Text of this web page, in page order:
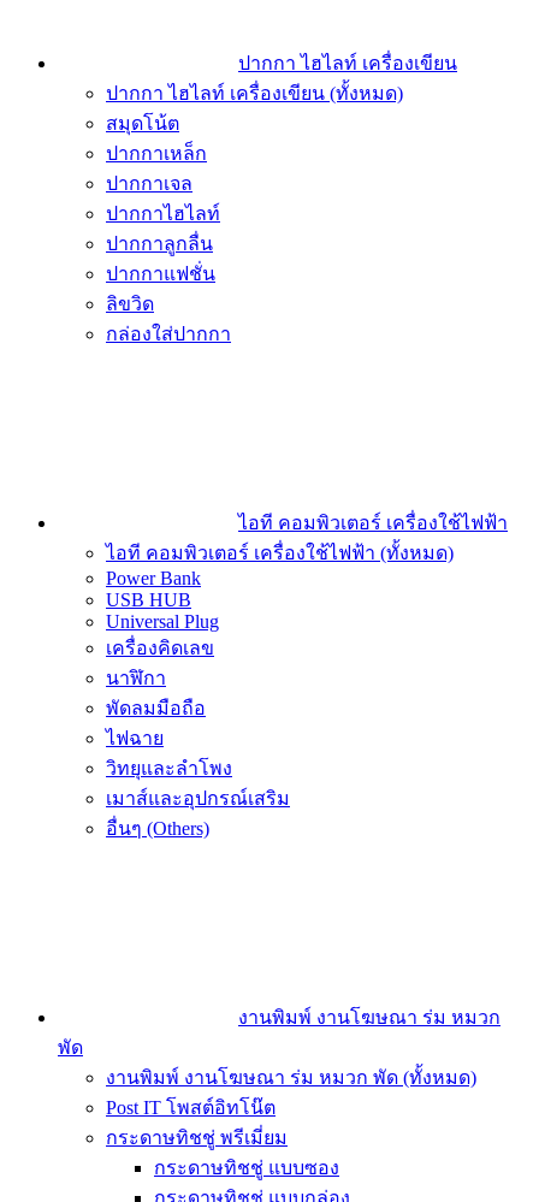
ปากกา ไฮไลท์ เครื่องเขียน
ปากกา ไฮไลท์ เครื่องเขียน (ทั้งหมด)
สมุดโน้ต
ปากกาเหล็ก
ปากกาเจล
ปากกาไฮไลท์
ปากกาลูกลื่น
ปากกาแฟชั่น
ลิขวิด
กล่องใส่ปากกา
ไอที คอมพิวเตอร์ เครื่องใช้ไฟฟ้า
ไอที คอมพิวเตอร์ เครื่องใช้ไฟฟ้า (ทั้งหมด)
Power Bank
USB HUB
Universal Plug
เครื่องคิดเลข
นาฬิกา
พัดลมมือถือ
ไฟฉาย
วิทยุและลำโพง
เมาส์และอุปกรณ์เสริม
อื่นๆ (Others)
งานพิมพ์ งานโฆษณา ร่ม หมวก
พัด
งานพิมพ์ งานโฆษณา ร่ม หมวก พัด (ทั้งหมด)
Post IT โพสต์อิทโน๊ต
กระดาษทิชชู่ พรีเมี่ยม
กระดาษทิชชู่ แบบซอง
กระดาษทิชชู่ แบบกล่อง